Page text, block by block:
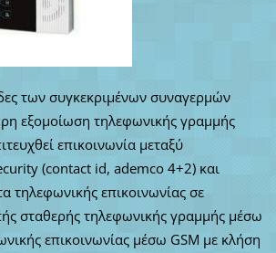
των συγκεκριμένων συναγερμών
εξομοίωση τηλεφωνικής γραμμής
επικοινωνία μεταξύ
(contact id, ademco 4+2) και
τηλεφωνικής επικοινωνίας σε
σταθερής τηλεφωνικής γραμμής μέσω
επικοινωνίας μέσω GSM με κλήση